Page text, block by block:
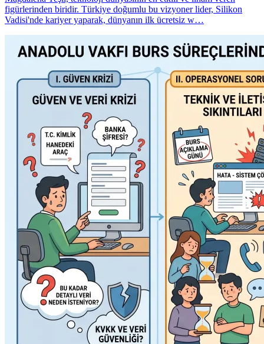
figürlerinden biridir. Türkiye doğumlu bu vizyoner lider, Silikon
Vadisi'nde kariyer yaparak, dünyanın ilk ücretsiz w…